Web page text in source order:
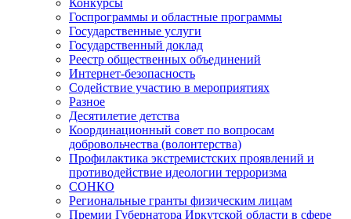
Госпрограммы и областные программы
Государственные услуги
Государственный доклад
Реестр общественных объединений
Интернет-безопасность
Содействие участию в мероприятиях
Разное
Десятилетие детства
Координационный совет по вопросам
добровольчества (волонтерства)
Профилактика экстремистских проявлений и
противодействие идеологии терроризма
СОНКО
Региональные гранты физическим лицам
Премии Губернатора Иркутской области в сфере